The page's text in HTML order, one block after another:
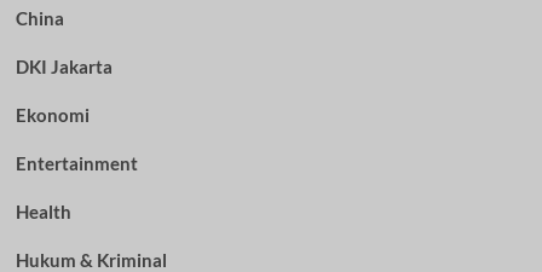
China
DKI Jakarta
Ekonomi
Entertainment
Health
Hukum & Kriminal